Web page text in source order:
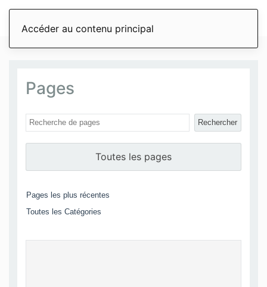
Accéder au contenu principal
Pages
Rechercher
Toutes les pages